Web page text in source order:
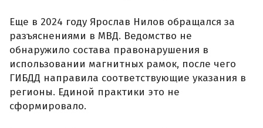
Еще в 2024 году Ярослав Нилов обращался за
разъяснениями в МВД. Ведомство не
обнаружило состава правонарушения в
использовании магнитных рамок, после чего
ГИБДД направила соответствующие указания в
регионы. Единой практики это не
сформировало.